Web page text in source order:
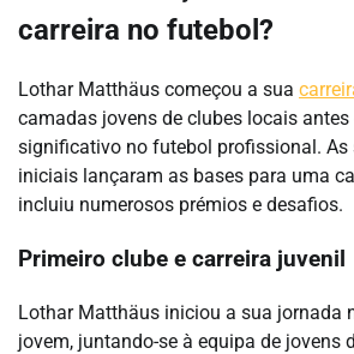
carreira no futebol?
Lothar Matthäus começou a sua
camadas jovens de clubes locais
significativo no futebol profissional. As
iniciais lançaram as bases para uma
incluiu numerosos prémios e desafios.
Primeiro clube e carreira juvenil
Lothar Matthäus iniciou a sua jornada
jovem, juntando-se à equipa de jovens